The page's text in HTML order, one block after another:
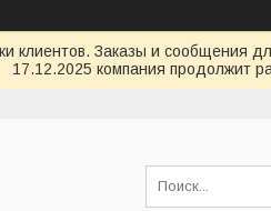
клиентов. Заказы и сообщения
17.12.2025 компания продолжит